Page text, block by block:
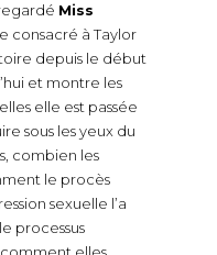
Miss
consacré à Taylor
depuis le début
et montre les
elle est passée
sous les yeux du
combien les
le procès
sexuelle l’a
processus